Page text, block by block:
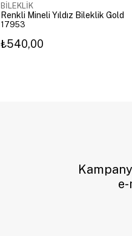
BİLEKLİK
Renkli Mineli Yıldız Bileklik Gold
17953
₺540,00